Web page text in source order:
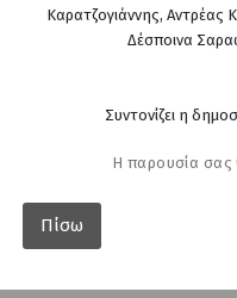
Καρατζογιάννης,
Δέσποινα
Συντονίζει η
Η παρουσία σας
Πίσω